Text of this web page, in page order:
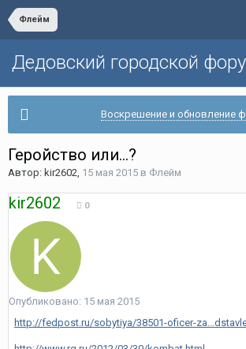
Флейм
Дедовский городской
Воскрешение и обновление
Геройство или...?
Автор: kir2602, 15 мая 2015 в Флейм
kir2602 0
Опубликовано: 15 мая 2015
http://fedpost.ru/sobytiya/38501-oficer-